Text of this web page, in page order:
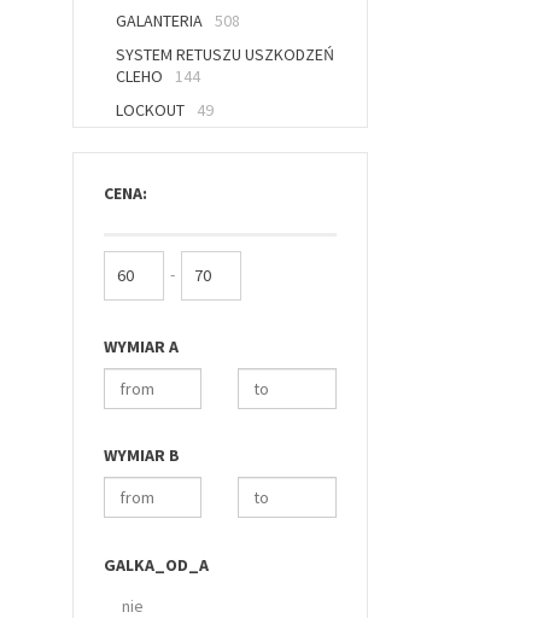
GALANTERIA 508
SYSTEM RETUSZU USZKODZEŃ
CLEHO
144
LOCKOUT
49
CENA:
-
WYMIAR A
WYMIAR B
GALKA_OD_A
nie